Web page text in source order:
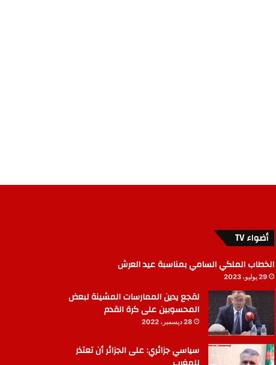
أضواء TV
الخطاب الملكي السامي بمناسبة عيد العرش
29 يوليو، 2023
لقجع يدين الممارسات المشينة لبعض
المحسوبين على كرة القدم
28 ديسمبر، 2022
سياسي جزائري: على الجزائر أن تعتذر